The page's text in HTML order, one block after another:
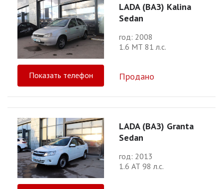
LADA (ВАЗ) Kalina
Sedan
год: 2008
1.6 МТ 81 л.с.
Показать телефон Продано
LADA (ВАЗ) Granta
Sedan
год: 2013
1.6 АТ 98 л.с.